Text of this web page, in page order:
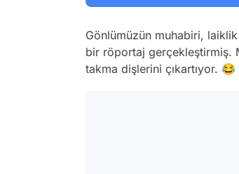
Gönlümüzün muhabiri,
bir röportaj gerçekleştirmiş.
takma dişlerini çıkartıyor. 😂